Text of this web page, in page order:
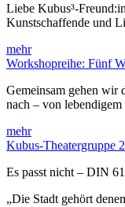
Liebe Kubus³-
Kunstschaffende und
mehr
Workshopreihe: Fünf
Gemeinsam gehen wir
nach – von
mehr
Kubus-Theatergruppe
Es passt nicht – DIN
„Die Stadt gehört